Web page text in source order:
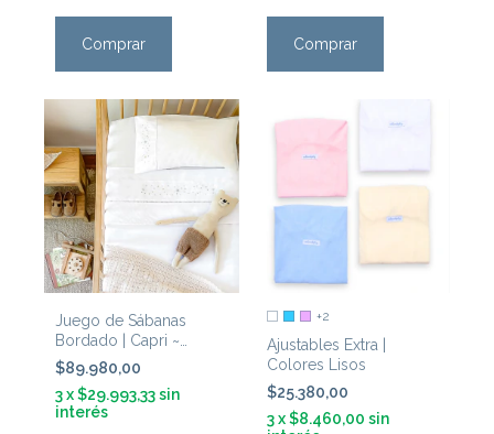
Comprar Comprar
Juego de Sábanas
Bordado | Capri ~
'Cielo'
$89.980,00
3x$29.993,33sin
interés
+2
Ajustables Extra |
Colores Lisos
$25.380,00
3 x$8.460,00 sin